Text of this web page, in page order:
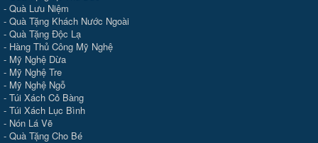
- Quà Lưu Niệm
- Quà Tặng Khách Nước Ngoài
- Quà Tặng Độc Lạ
- Hàng Thủ Công Mỹ Nghệ
- Mỹ Nghệ Dừa
- Mỹ Nghệ Tre
- Mỹ Nghệ Ngỗ
- Túi Xách Cỏ Bàng
- Túi Xách Lục Bình
- Nón Lá Vẽ
- Quà Tặng Cho Bé